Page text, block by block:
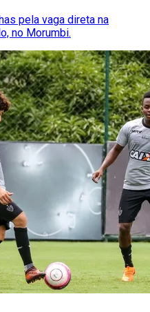
pela vaga direta na
no Morumbi.